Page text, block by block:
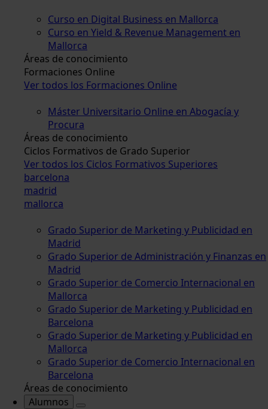
Curso en Digital Business en Mallorca
Curso en Yield & Revenue Management en
Mallorca
Áreas de conocimiento
Formaciones Online
Ver todos los Formaciones Online
Máster Universitario Online en Abogacía y
Procura
Áreas de conocimiento
Ciclos Formativos de Grado Superior
Ver todos los Ciclos Formativos Superiores
barcelona
madrid
mallorca
Grado Superior de Marketing y Publicidad en
Madrid
Grado Superior de Administración y Finanzas en
Madrid
Grado Superior de Comercio Internacional en
Mallorca
Grado Superior de Marketing y Publicidad en
Barcelona
Grado Superior de Marketing y Publicidad en
Mallorca
Grado Superior de Comercio Internacional en
Barcelona
Áreas de conocimiento
Alumnos